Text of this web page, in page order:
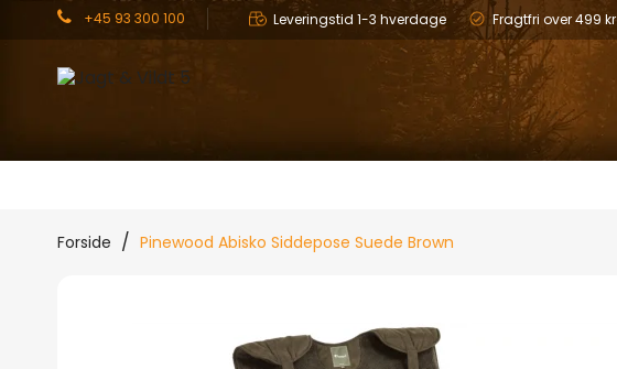
+45 93 300 100 Leveringstid 1-3 hverdage Fragtfri over 499 kr
JAGT OUTDOOR TØJ & SKO OPTIK
Forside Pinewood Abisko Siddepose Suede Brown